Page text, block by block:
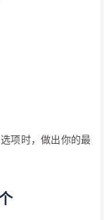
项时，做出你的最